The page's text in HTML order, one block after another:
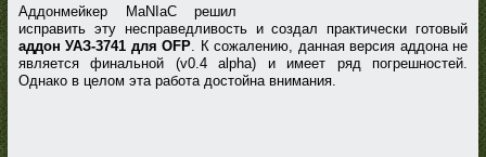
Аддонмейкер MaNIaC решил
исправить эту несправедливость и создал практически готовый
аддон УАЗ-3741 для OFP. К сожалению, данная версия аддона не
является финальной (v0.4 alpha) и имеет ряд погрешностей.
Однако в целом эта работа достойна внимания.